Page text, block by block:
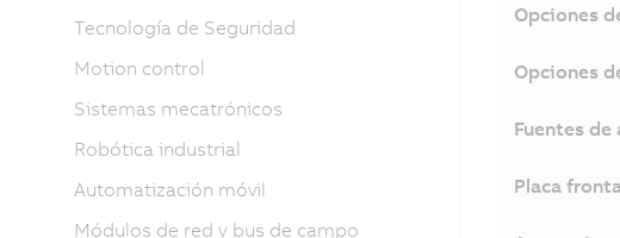
Opciones
Opciones
Fuentes
Placa
Tecnología de Seguridad
Motion control
Sistemas mecatrónicos
Robótica industrial
Automatización móvil
Módulos de red y bus de campo